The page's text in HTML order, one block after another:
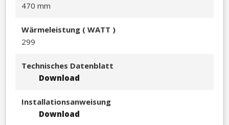
470 mm
Wärmeleistung ( WATT )
299​
Technisches Datenblatt
Download
Installationsanweisung
Download